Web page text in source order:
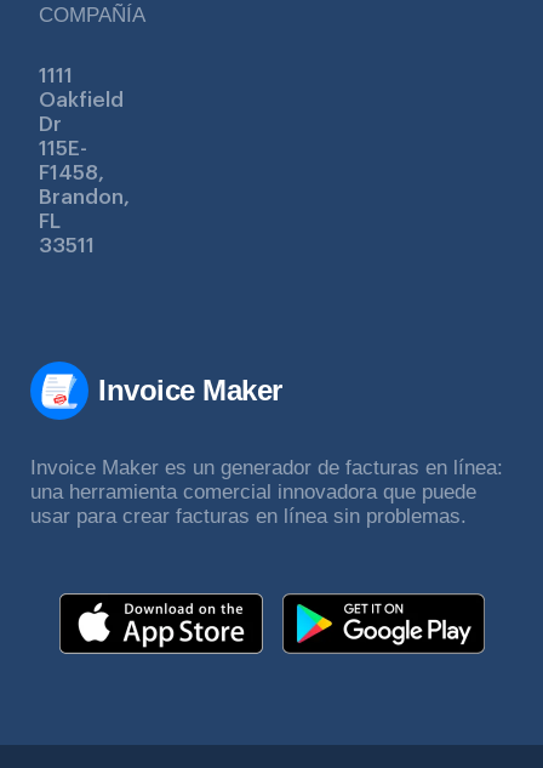
Invoice Maker
Invoice Maker es un generador de facturas en línea:
una herramienta comercial innovadora que puede
usar para crear facturas en línea sin problemas.
COMPAÑÍA
1111
Oakfield
Dr
115E-
F1458,
Brandon,
FL
33511